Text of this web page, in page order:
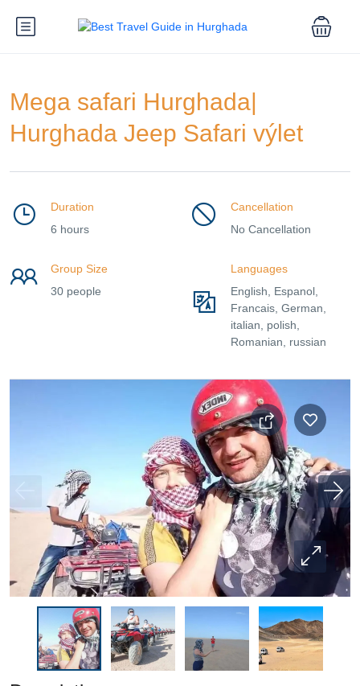
Mega safari Hurghada|
Hurghada Jeep Safari výlet
Duration
6 hours
Cancellation
No Cancellation
Group Size
30 people
Languages
English, Espanol,
Francais, German,
italian, polish,
Romanian, russian